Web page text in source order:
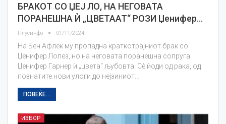
БРАКОТ СО ЏЕЈ ЛО, НА НЕГОВАТА
ПОРАНЕШНА Ѝ „ЦВЕТААТ“ РОЗИ Џенифер…
Плусинфо 01/11/2024
На Бен Афлек му пропадна краткотрајниот брак со
Џенифер Лопез, но на неговата поранешна сопруга
Џенифер Гарнер ѝ „цвета“ љубовта. Сè ѝоди од рака, од
познатите нови улоги до нејзиниот…
ПОВЕЌЕ...
ИЗБОР